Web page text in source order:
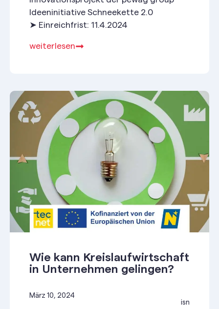
Ideeninitiative Schneekette 2.0
➤ Einreichfrist: 11.4.2024
weiterlesen
Wie kann Kreislaufwirtschaft
in Unternehmen gelingen?
März 10, 2024
isn